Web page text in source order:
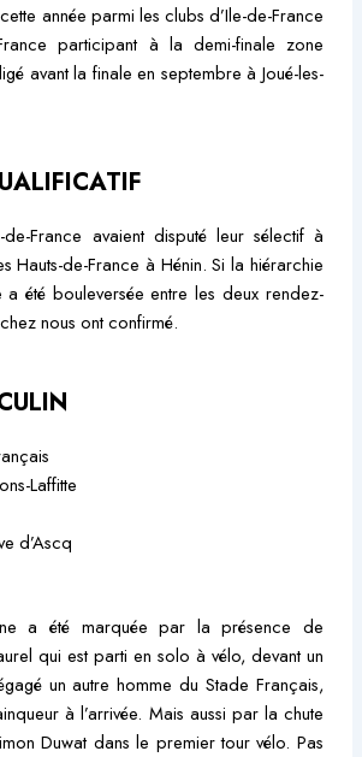
année parmi les clubs d’Ile-de-France
participant à la demi-finale zone
avant la finale en septembre à Joué-les-
France avaient disputé leur sélectif à
Hauts-de-France à Hénin. Si la hiérarchie
été bouleversée entre les deux rendez-
nous ont confirmé.
Laffitte
d’Ascq
a été marquée par la présence de
qui est parti en solo à vélo, devant un
un autre homme du Stade Français,
à l’arrivée. Mais aussi par la chute
Duwat dans le premier tour vélo. Pas